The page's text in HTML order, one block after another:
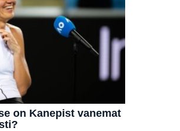
on Kanepist vanemat